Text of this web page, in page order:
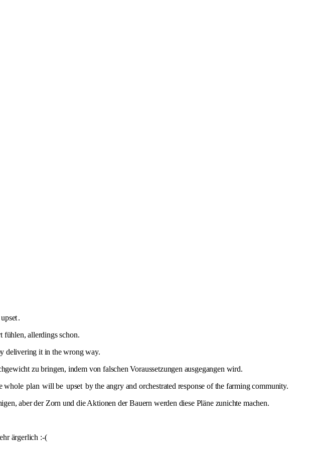
upset.
fühlen, allerdings schon.
delivering it in the wrong way.
zu bringen, indem von falschen Voraussetzungen ausgegangen wird.
whole plan will be upset by the angry and orchestrated response of the farming community.
aber der Zorn und die Aktionen der Bauern werden diese Pläne zunichte machen.
ärgerlich :-(